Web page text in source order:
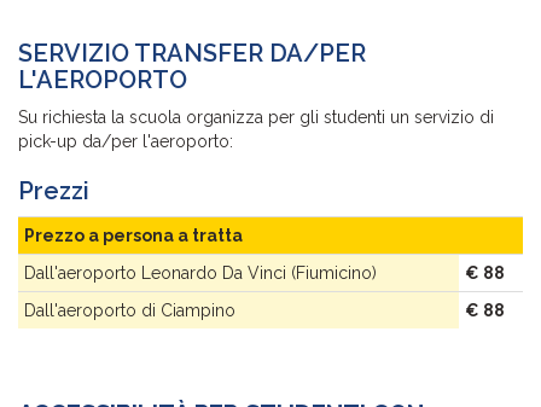
SERVIZIO TRANSFER DA/PER
L'AEROPORTO
Su richiesta la scuola organizza per gli studenti un servizio di
pick-up da/per l'aeroporto:
Prezzi
Prezzo a persona a tratta
Dall'aeroporto Leonardo Da Vinci (Fiumicino)
€ 88
Dall'aeroporto di Ciampino
€ 88